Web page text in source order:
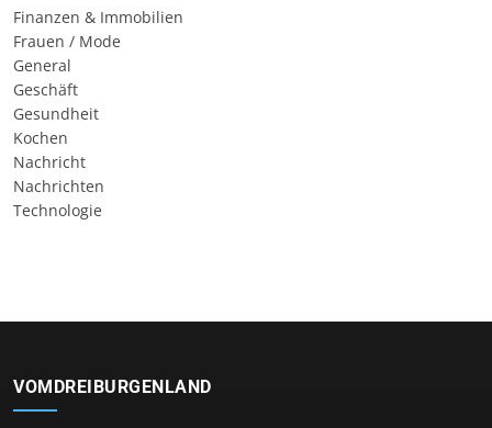
Finanzen & Immobilien
Frauen / Mode
General
Geschäft
Gesundheit
Kochen
Nachricht
Nachrichten
Technologie
VOMDREIBURGENLAND